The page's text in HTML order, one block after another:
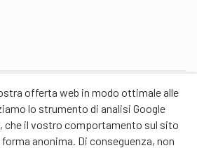
offerta web in modo ottimale alle
lo strumento di analisi Google
che il vostro comportamento sul sito
anonima. Di conseguenza, non